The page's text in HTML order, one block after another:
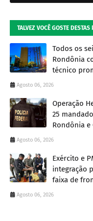
TALVEZ VOCÊ GOSTE DESTAS
Todos os
Rondônia
técnico
Agosto 06, 2026
Operação
25
Rondônia e
Agosto 06, 2026
Exército e
integração
faixa de
Agosto 06, 2026